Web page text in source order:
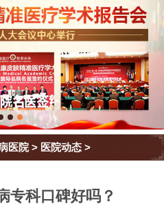
医院> 医院动态 >
专科口碑好吗？